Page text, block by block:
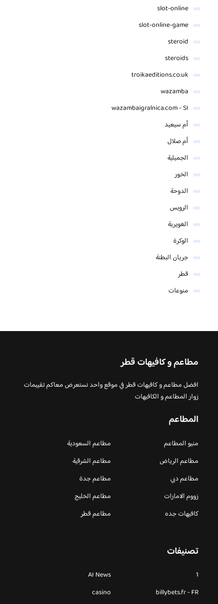
slot-online
slot-online-game
steroid
steroids
troikaeditions.co.uk
wazamba
wazambaigralnica.com - SI
أم سيعيد
أم صلال
الجميلية
الخور
الدوحة
الرويس
الغويرية
الوكرة
جريان البطنة
قطر
منوعات
مطاعم و كافيهات قطر
افضل مطاعم و كافيهات قطر في موقع واحد نستعرض معاكم تقييمات
زوار المطاعم و الكافيهات
المطاعم
منيو المطاعم
مطاعم السعودية
مطاعم الرياض
مطاعم الشرقية
مطاعم دبي
مطاعم جدة
زووم الامارات
مطاعم الخليج
كافيهات جده
مطاعم قطر
تصنيفات
1
AI News
billybets.fr - FR
casino